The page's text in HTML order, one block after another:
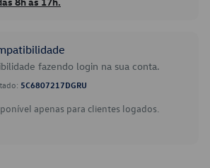
fazendo login na sua conta.
5C6807217DGRU
apenas para clientes logados.